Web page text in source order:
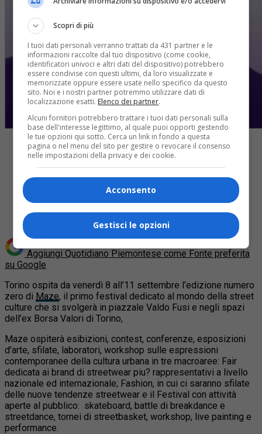
Tweet
Aggiungi Quotidiano Piemontese come Fonte preferita
su Google
Torino ospita da venerdì 8 all’11 settembre l’edizione numero
zero di Maze, il primo festival dedicato al mondo della street
culture che si svolgerà in piazzale Valdo Fusi e negli spazi
dell’ex Borsa Valori di Torino,
Maze ospiterà esibizioni, contest, conferenze, esposizioni
d’arte, sfilate, laboratori, workshop sulle espressioni
contemporanee della cultura urbana in tre macroaree: Fair
dedicata ai brand di streetwear piu? rappresentativi a livello
nazionale ed internazionale; Fashion, in cui ci saranno sfilate
delle nuove tendenze streetwear e il Festival con attività
aperte al pubblico: skateboard, battle di breakdance e
streetdance, tornei di streetbasket, workshop, live painting e
performance.
Scopri di più
I tuoi dati personali verranno trattati da 431 partner e le
informazioni raccolte dal tuo dispositivo (come cookie,
identificatori univoci e altri dati del dispositivo) potrebbero
essere condivise con questi ultimi, da loro visualizzate e
memorizzate oppure essere usate nello specifico da questo
sito. Noi e i nostri partner potremmo utilizzare dati di
localizzazione esatti. Elenco dei partner.
Alcuni fornitori potrebbero trattare i tuoi dati personali sulla
base dell'interesse legittimo, al quale puoi opporti gestendo
le tue opzioni qui sotto. Cerca un link in fondo a questa
pagina o nel menu del sito per gestire o revocare il consenso
nelle impostazioni della privacy e dei cookie.
Acconsento
Gestisci le opzioni